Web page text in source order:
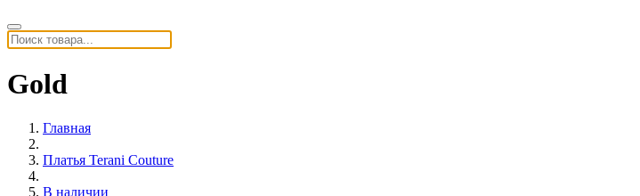
Gold
Главная
Платья Terani Couture
В наличии